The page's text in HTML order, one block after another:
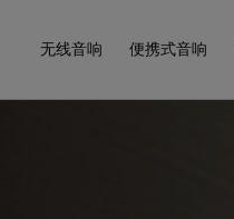
无线音响 便携式音响